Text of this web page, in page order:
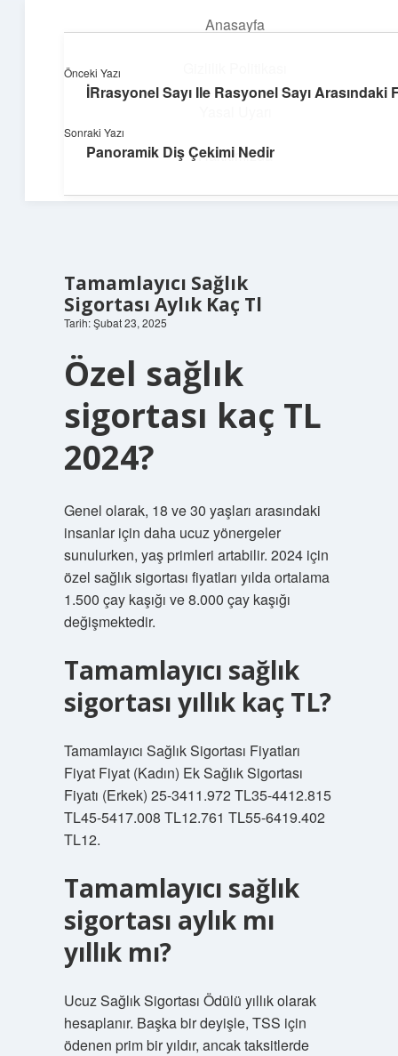
Anasayfa
Hakkımızda
Teknoloji ve İlham
Dijital dünyada keyifli bir macera!
Tamamlayıcı Sağlık
Sigortası Aylık Kaç Tl
Tarih: Şubat 23, 2025
Özel sağlık
sigortası kaç TL
2024?
Genel olarak, 18 ve 30 yaşları arasındaki
insanlar için daha ucuz yönergeler
sunulurken, yaş primleri artabilir. 2024 için
özel sağlık sigortası fiyatları yılda ortalama
1.500 çay kaşığı ve 8.000 çay kaşığı
değişmektedir.
Tamamlayıcı sağlık
sigortası yıllık kaç TL?
Tamamlayıcı Sağlık Sigortası Fiyatları
Fiyat Fiyat (Kadın) Ek Sağlık Sigortası
Fiyatı (Erkek) 25-3411.972 TL35-4412.815
TL45-5417.008 TL12.761 TL55-6419.402
TL12.
Tamamlayıcı sağlık
sigortası aylık mı
yıllık mı?
Ucuz Sağlık Sigortası Ödülü yıllık olarak
hesaplanır. Başka bir deyişle, TSS için
ödenen prim bir yıldır, ancak taksitlerde
Önceki Yazı
İRrasyonel Sayı Ile Rasyonel Sayı Arasındaki
Sonraki Yazı
Panoramik Diş Çekimi Nedir